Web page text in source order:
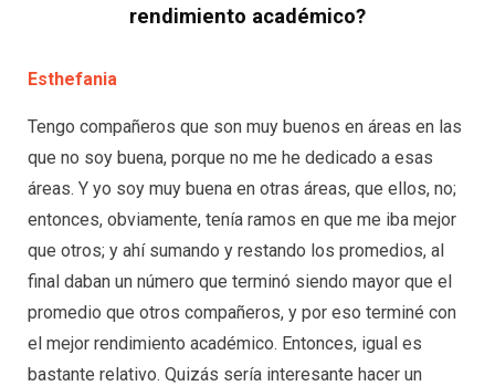
rendimiento académico?
Esthefania
Tengo compañeros que son muy buenos en áreas en las
que no soy buena, porque no me he dedicado a esas
áreas. Y yo soy muy buena en otras áreas, que ellos, no;
entonces, obviamente, tenía ramos en que me iba mejor
que otros; y ahí sumando y restando los promedios, al
final daban un número que terminó siendo mayor que el
promedio que otros compañeros, y por eso terminé con
el mejor rendimiento académico. Entonces, igual es
bastante relativo. Quizás sería interesante hacer un